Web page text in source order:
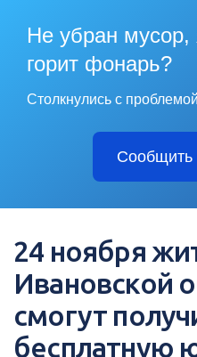
Не убран мусор,
горит фонарь?
Столкнулись с
Сообщить
24 ноября
Ивановской
смогут
бесплатную